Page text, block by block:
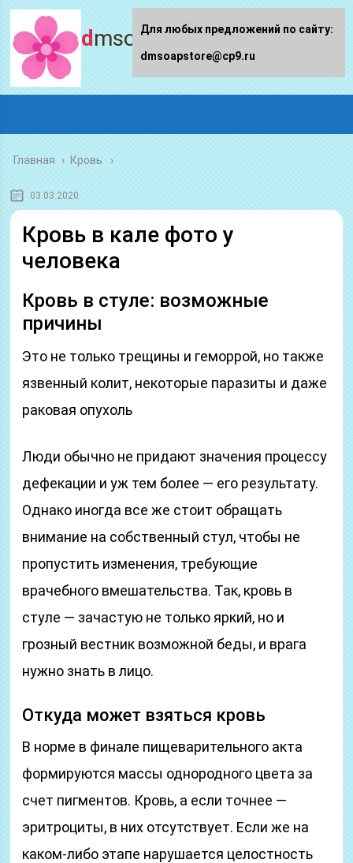
dmsoapstore.ru
Главная › Кровь
03.03.2020
Кровь в кале фото у
человека
Кровь в стуле: возможные
причины
Это не только трещины и геморрой, но также
язвенный колит, некоторые паразиты и даже
раковая опухоль
Люди обычно не придают значения процессу
дефекации и уж тем более — его результату.
Однако иногда все же стоит обращать
внимание на собственный стул, чтобы не
пропустить изменения, требующие
врачебного вмешательства. Так, кровь в
стуле — зачастую не только яркий, но и
грозный вестник возможной беды, и врага
нужно знать в лицо.
Откуда может взяться кровь
В норме в финале пищеварительного акта
формируются массы однородного цвета за
счет пигментов. Кровь, а если точнее —
эритроциты, в них отсутствует. Если же на
каком-либо этапе нарушается целостность
Для любых предложений по сайту:
dmsoapstore@cp9.ru